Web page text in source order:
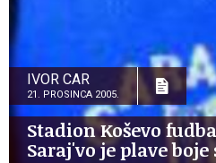
IVOR CAR
21. PROSINCA 2005.
Stadion Koševo
Saraj'vo je plave